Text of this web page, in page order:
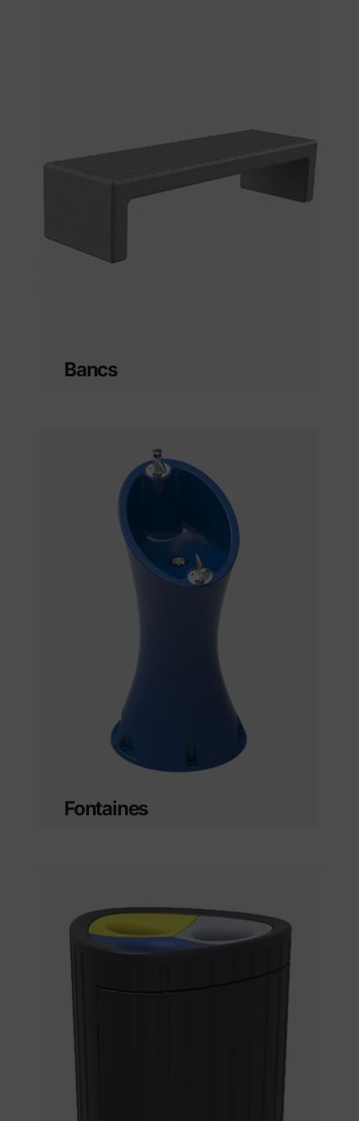
Bancs
Fontaines